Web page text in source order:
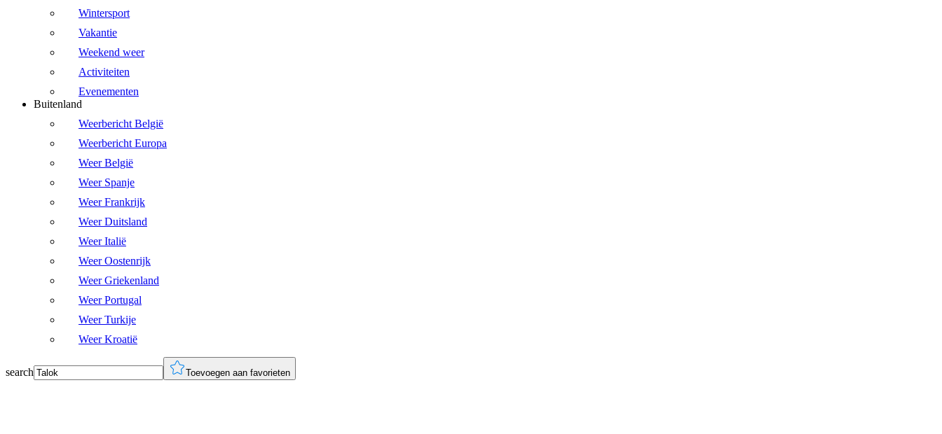
Wintersport
Vakantie
Weekend weer
Activiteiten
Evenementen
Buitenland
Weerbericht België
Weerbericht Europa
Weer België
Weer Spanje
Weer Frankrijk
Weer Duitsland
Weer Italië
Weer Oostenrijk
Weer Griekenland
Weer Portugal
Weer Turkije
Weer Kroatië
search Toevoegen aan favorieten